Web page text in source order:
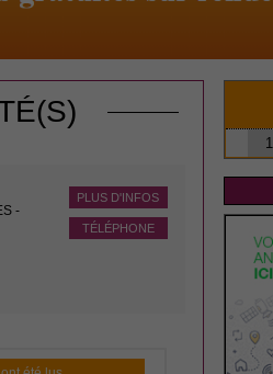
PLUS D'INFOS
TÉLÉPHONE
-
1